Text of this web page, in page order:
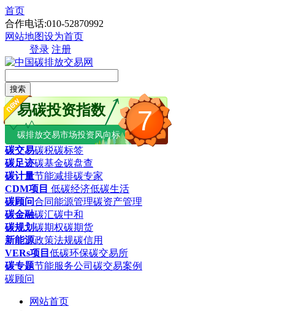
首页
合作电话:010-52870992
网站地图设为首页
登录 注册
搜索
7
易碳投资指数
碳排放交易市场投资风向标
碳交易碳税碳标签
碳足迹碳基金碳盘查
碳计量节能减排碳专家
CDM项目 低碳经济低碳生活
碳顾问合同能源管理碳资产管理
碳金融碳汇碳中和
碳规划碳期权碳期货
新能源政策法规碳信用
VERs项目 低碳环保碳交易所
碳专题节能服务公司 碳交易案例
碳顾问
网站首页